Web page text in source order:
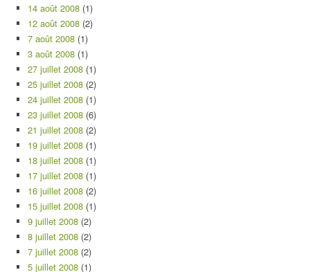
14 août 2008 (1)
12 août 2008 (2)
7 août 2008 (1)
3 août 2008 (1)
27 juillet 2008 (1)
25 juillet 2008 (2)
24 juillet 2008 (1)
23 juillet 2008 (6)
21 juillet 2008 (2)
19 juillet 2008 (1)
18 juillet 2008 (1)
17 juillet 2008 (1)
16 juillet 2008 (2)
15 juillet 2008 (1)
9 juillet 2008 (2)
8 juillet 2008 (2)
7 juillet 2008 (2)
5 juillet 2008 (1)